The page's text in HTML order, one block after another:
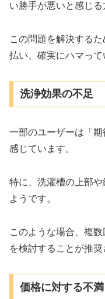
い勝手が悪いと感じる
この問題を解決する
払い、確実にハマって
洗浄効果の不足
一部のユーザーは「
感じています。
特に、洗濯槽の上部
ようです。
このような場合、複
を検討することが推奨
価格に対する不満